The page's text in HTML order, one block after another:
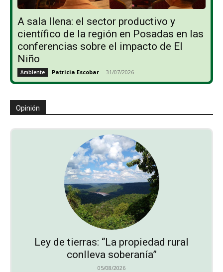
A sala llena: el sector productivo y
científico de la región en Posadas en las
conferencias sobre el impacto de El
Niño
Ambiente Patricia Escobar - 31/07/2026
Opinión
Ley de tierras: “La propiedad rural
conlleva soberanía”
05/08/2026